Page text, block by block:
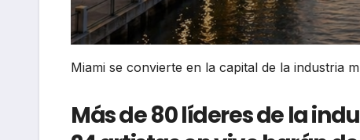
Miami se convierte en la capital de la industria
Más de 80 líderes de la